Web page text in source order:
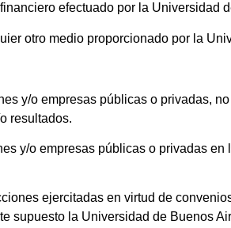
efectuado por la Universidad
otro medio proporcionado por la
y/o empresas públicas o privadas,
resultados.
y/o empresas públicas o privadas
ejercitadas en virtud de
supuesto la Universidad de Buenos